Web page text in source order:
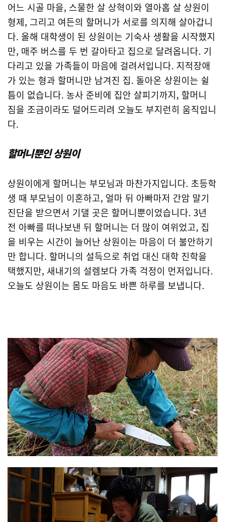
열기
어느 시골 마을, 스물한 살 상혁이와 열아홉 살 상원이
형제, 그리고 여든의 할머니가 서로를 의지해 살아갑니
다. 올해 대학생이 된 상원이는 기숙사 생활을 시작했지
만, 매주 버스를 두 번 갈아타고 집으로 달려옵니다. 기
다리고 있을 가족들이 마음에 걸려서입니다. 지적장애
가 있는 형과 할머니만 남겨진 집. 돌아온 상원이는 쉴
틈이 없습니다. 농사 준비에 집안 살피기까지, 할머니
짐을 조금이라도 덜어드리려 오늘도 부지런히 움직입니
다.
할머니뿐인 상원이
상원이에게 할머니는 부모님과 마찬가지입니다. 초등학
생 때 부모님이 이혼하고, 얼마 뒤 아빠마저 간암 말기
진단을 받으면서 기댈 곳은 할머니뿐이었습니다. 3년
전 아빠를 떠나보낸 뒤 할머니는 더 많이 여위었고, 집
을 비우는 시간이 늘어난 상원이는 마음이 더 불안하기
만 합니다. 할머니의 설득으로 취업 대신 대학 진학을
택했지만, 새내기의 설렘보다 가족 걱정이 먼저입니다.
오늘도 상원이는 몸도 마음도 바쁜 하루를 보냅니다.